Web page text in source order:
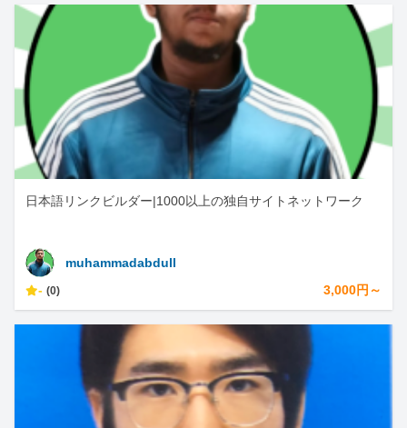
日本語リンクビルダー|1000以上の独自サイトネットワーク
muhammadabdull
- (0) 3,000円～